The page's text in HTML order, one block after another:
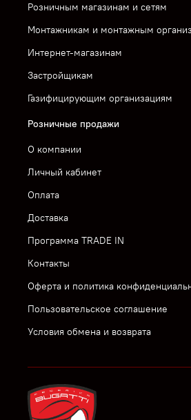
Розничным магазинам и сетям
Монтажникам и монтажным
Интернет-магазинам
Застройщикам
Газифицирующим организациям
Розничные продажи
О компании
Личный кабинет
Оплата
Доставка
Программа TRADE IN
Контакты
Оферта и политика
Пользовательское соглашение
Условия обмена и возврата